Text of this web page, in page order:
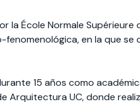
Noticias estudiantiles
la École Normale
en la que
15 años como
Arquitectura UC, donde